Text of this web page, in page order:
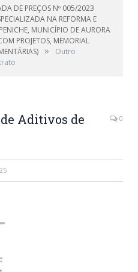
DE PREÇOS Nº 005/2023
NA REFORMA E
MUNICÍPIO DE AURORA
PROJETOS, MEMORIAL
»
Outro
Aditivos de
0